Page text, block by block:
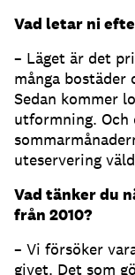
Vad letar ni
– Läget är det
många
Sedan kommer
utformning.
uteservering
Vad tänker du
från 2010?
– Vi försöker
givet. Det som